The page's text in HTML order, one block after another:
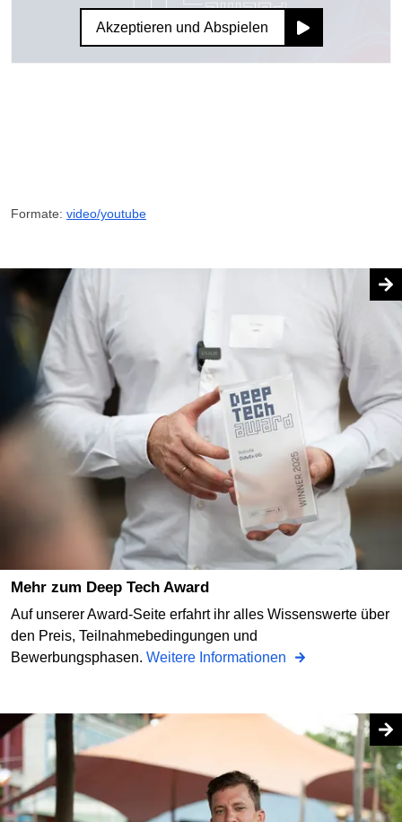
Akzeptieren und Abspielen
Formate: video/youtube
Mehr zum Deep Tech Award
Auf unserer Award-Seite erfahrt ihr alles Wissenswerte über
den Preis, Teilnahmebedingungen und
Bewerbungsphasen. Weitere Informationen